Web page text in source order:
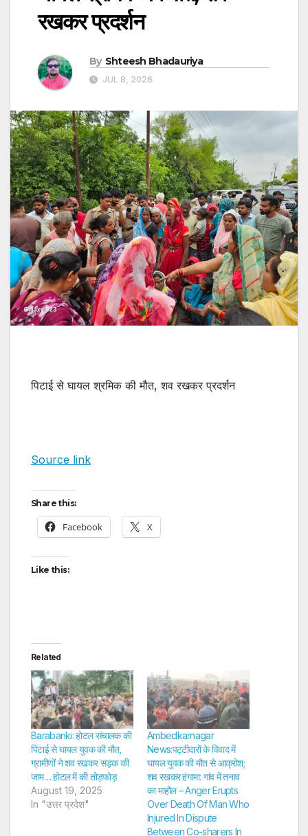
रखकर प्रदर्शन
By Shteesh Bhadauriya
JUL 8, 2026
पिटाई से घायल श्रमिक की मौत, शव रखकर प्रदर्शन
Source link
Share this:
Facebook X
Like this:
Related
Barabanki: होटल संचालक की
पिटाई से घायल युवक की मौत,
ग्रामीणों ने शव रखकर सड़क की
जाम… होटल में की तोड़फोड़
August 19, 2025
In "उत्तर प्रदेश"
Ambedkarnagar
News:पट्टीदारों के विवाद में
घायल युवक की मौत से आक्रोश;
शव रखकर हंगामा: गांव में तनाव
का माहौल – Anger Erupts
Over Death Of Man Who
Injured In Dispute
Between Co-sharers In